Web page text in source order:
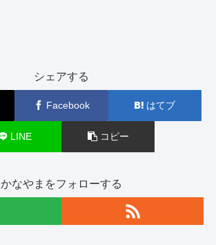
シェアする
Facebook はてブ
LINE コピー
かなやまをフォローする